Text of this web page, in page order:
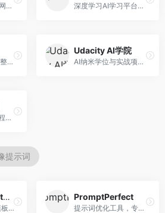
机器学习全面教程网站，专注于实用技能教学。面向开发者，提供机器学习算法、Python实现、项目实战等教程，实用性强。 深度学习AI学习平台，由吴恩达创立。面向AI学习者，提供深度学习专项课程、AI新闻、技术社区等资源，课程质量权威。
知名MOOC平台，整合全球顶尖大学课程资源。面向学习者，提供AI、机器学习、深度学习等课程，证书认可度高，课程质量专业。
Udacity AI学院
AI纳米学位与实战项目平台，专注于职业导向学习。面向AI从业者，提供机器学习、深度学习、计算机视觉等纳米学位，项目实战性强。
免费在线AI通识课程，专注于AI基础知识普及。面向普通大众，提供AI概念、原理、应用等入门知识，语言通俗易懂。
提示词
Awesome ChatGPT Prompts
ChatGPT提示词模板库，专注于实用提示词收集。面向ChatGPT用户，提供提示词模板、使用场景、效果展示等资源，模板实用性强。
PromptPerfect
提示词优化工具，专注于提示词质量提升。面向AI用户，提供提示词优化、效果测试、版本对比等服务，提示词优化专业。